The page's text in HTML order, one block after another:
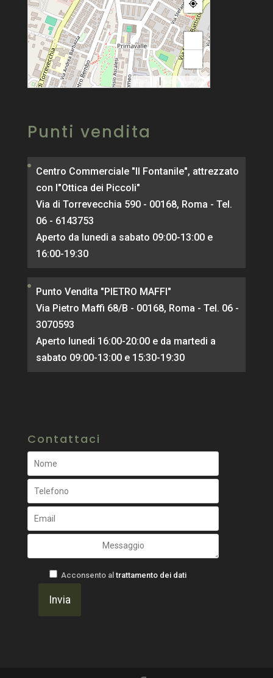
© OpenStreetMap
Punti vendita
Centro Commerciale "Il Fontanile", attrezzato
con l"Ottica dei Piccoli"
Via di Torrevecchia 590 - 00168, Roma - Tel.
06 - 6143753
Aperto da lunedi a sabato 09:00-13:00 e
16:00-19:30
Punto Vendita "PIETRO MAFFI"
Via Pietro Maffi 68/B - 00168, Roma - Tel. 06 -
3070593
Aperto lunedi 16:00-20:00 e da martedi a
sabato 09:00-13:00 e 15:30-19:30
Contattaci
Acconsento al trattamento dei dati